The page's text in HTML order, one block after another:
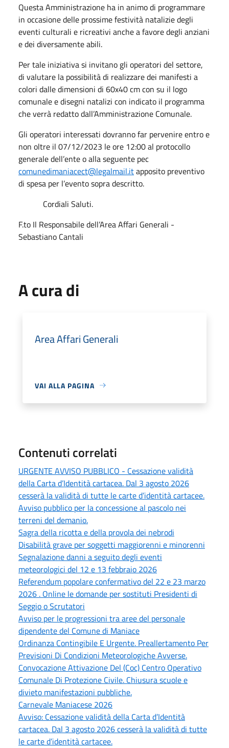
Questa Amministrazione ha in animo di programmare
in occasione delle prossime festività natalizie degli
eventi culturali e ricreativi anche a favore degli anziani
e dei diversamente abili.
Per tale iniziativa si invitano gli operatori del settore,
di valutare la possibilità di realizzare dei manifesti a
colori dalle dimensioni di 60x40 cm con su il logo
comunale e disegni natalizi con indicato il programma
che verrà redatto dall’Amministrazione Comunale.
Gli operatori interessati dovranno far pervenire entro e
non oltre il 07/12/2023 le ore 12:00 al protocollo
generale dell’ente o alla seguente pec
comunedimaniacect@legalmail.itapposito preventivo
di spesa per l’evento sopra descritto.
Cordiali Saluti.
F.to Il Responsabile dell’Area Affari Generali -
Sebastiano Cantali
A cura di
Area Affari Generali
VAI ALLA PAGINA
Contenuti correlati
URGENTE AVVISO PUBBLICO - Cessazione validità
della Carta d’Identità cartacea. Dal 3 agosto 2026
cesserà la validità di tutte le carte d’identità cartacee.
Avviso pubblico per la concessione al pascolo nei
terreni del demanio.
Sagra della ricotta e della provola dei nebrodi
Disabilità grave per soggetti maggiorenni e minorenni
Segnalazione danni a seguito degli eventi
meteorologici del 12 e 13 febbraio 2026
Referendum popolare confermativo del 22 e 23 marzo
2026 . Online le domande per sostituti Presidenti di
Seggio o Scrutatori
Avviso per le progressioni tra aree del personale
dipendente del Comune di Maniace
Ordinanza Contingibile E Urgente. Preallertamento Per
Previsioni Di Condizioni Meteorologiche Avverse.
Convocazione Attivazione Del (Coc) Centro Operativo
Comunale Di Protezione Civile. Chiusura scuole e
divieto manifestazioni pubbliche.
Carnevale Maniacese 2026
Avviso: Cessazione validità della Carta d’Identità
cartacea. Dal 3 agosto 2026 cesserà la validità di tutte
le carte d’identità cartacee.